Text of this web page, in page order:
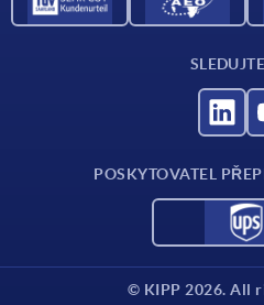
POSKYTOVATEL
© KIPP 2026. All